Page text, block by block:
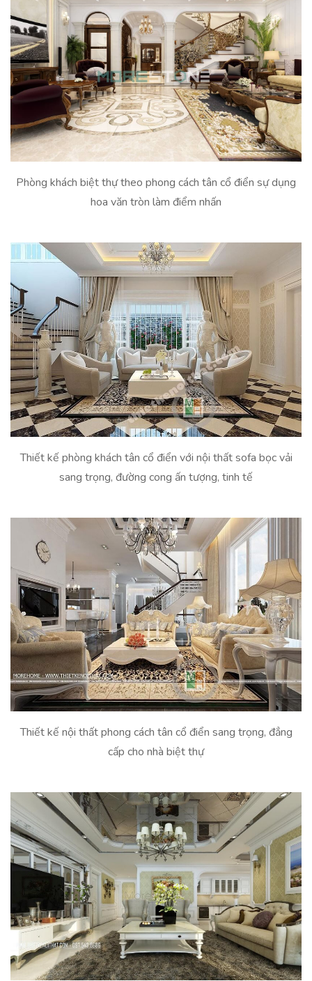
Phòng khách biệt thự theo phong cách tân cổ điển sự dụng
hoa văn tròn làm điểm nhấn
Thiết kế phòng khách tân cổ điển với nội thất sofa bọc vải
sang trọng, đường cong ấn tượng, tinh tế
Thiết kế nội thất phong cách tân cổ điển sang trọng, đẳng
cấp cho nhà biệt thự